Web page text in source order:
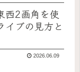
西2画角を使
イブの見方と
2026.06.09